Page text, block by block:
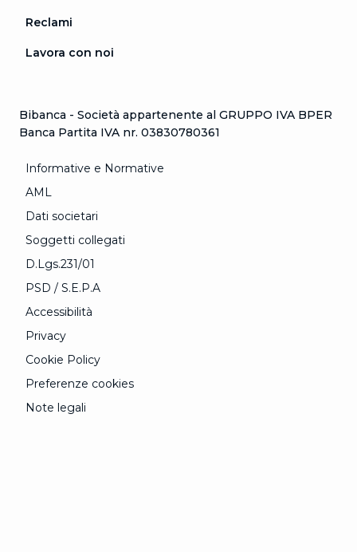
Reclami
Lavora con noi
Bibanca - Società appartenente al GRUPPO IVA BPER
Banca Partita IVA nr. 03830780361
Informative e Normative
AML
Dati societari
Soggetti collegati
D.Lgs.231/01
PSD / S.E.P.A
Accessibilità
Privacy
Cookie Policy
Preferenze cookies
Note legali